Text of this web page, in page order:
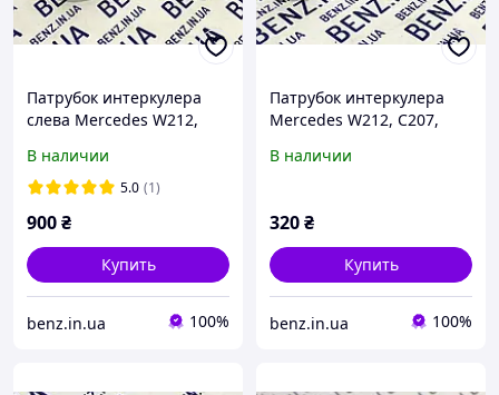
Патрубок интеркулера
слева Mercedes W212,
В наличии
5.0 (1)
900₴
Купить
benz.in.ua 100%
Патрубок интеркулера
Mercedes W212, C207,
В наличии
320₴
Купить
benz.in.ua 100%